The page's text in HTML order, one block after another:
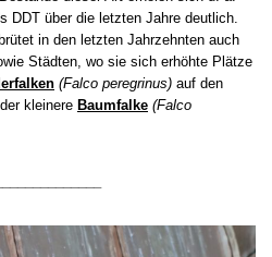
DDT über die letzten Jahre deutlich.
in den letzten Jahrzehnten auch
Städten, wo sie sich erhöhte Plätze
(Falco peregrinus) auf den
kleinere Baumfalke (Falco